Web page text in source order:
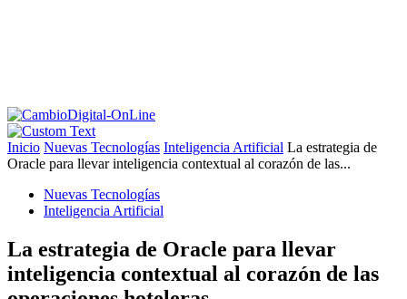
Inicio Nuevas Tecnologías Inteligencia Artificial La estrategia de
Oracle para llevar inteligencia contextual al corazón de las...
Nuevas Tecnologías
Inteligencia Artificial
La estrategia de Oracle para llevar
inteligencia contextual al corazón de las